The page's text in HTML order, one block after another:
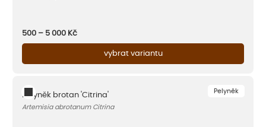
500 – 5 000 Kč
vybrat variantu
Pelyněk
Pelyněk brotan 'Citrina'
Artemisia abrotanum Citrina